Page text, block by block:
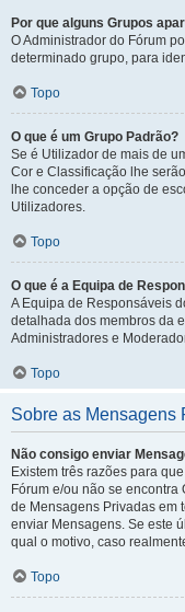
Por que alguns Grupos
O Administrador do Fórum
determinado grupo, para
Topo
O que é um Grupo Padrão?
Se é Utilizador de mais de
Cor e Classificação lhe
lhe conceder a opção de
Utilizadores.
Topo
O que é a Equipa de
A Equipa de Responsáveis
detalhada dos membros da
Administradores e
Topo
Sobre as Mensagens
Não consigo enviar
Existem três razões para
Fórum e/ou não se
de Mensagens Privadas em
enviar Mensagens. Se este
qual o motivo, caso
Topo